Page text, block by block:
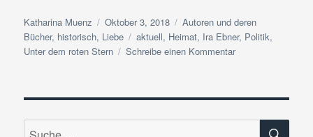
Autor
Katharina Muenz
Veröffentlicht
am
Oktober 3, 2018 Kategorien
Autoren und deren
Bücher, historisch, Liebe Schlagwörter
aktuell, Heimat, Ira Ebner, Politik,
Unter dem roten Stern
Schreibe einen Kommentarzu
Unter
roten
Suche